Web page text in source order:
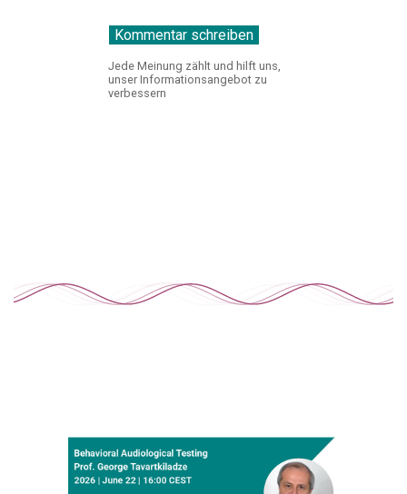
Jede Meinung zählt und hilft uns,
unser Informationsangebot zu
verbessern